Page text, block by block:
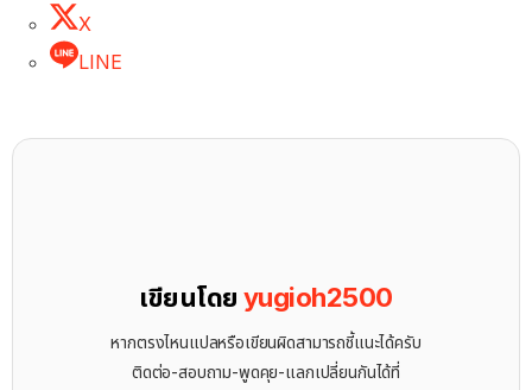
X
LINE
เขียนโดยyugioh2500
หากตรงไหนแปลหรือเขียนผิดสามารถชี้แนะได้ครับ
ติดต่อ-สอบถาม-พูดคุย-แลกเปลี่ยนกันได้ที่